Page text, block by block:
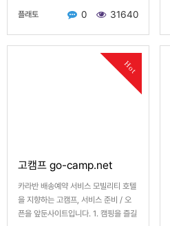
대로입니다. 공공API중에서 의안정보,
플래토 0 31640
Hot
고캠프 go-camp.net
카라반 배송예약 서비스 모빌리티 호텔
을 지향하는 고캠프, 서비스 준비 / 오
픈을 앞둔사이트입니다. 1. 캠핑을 즐길